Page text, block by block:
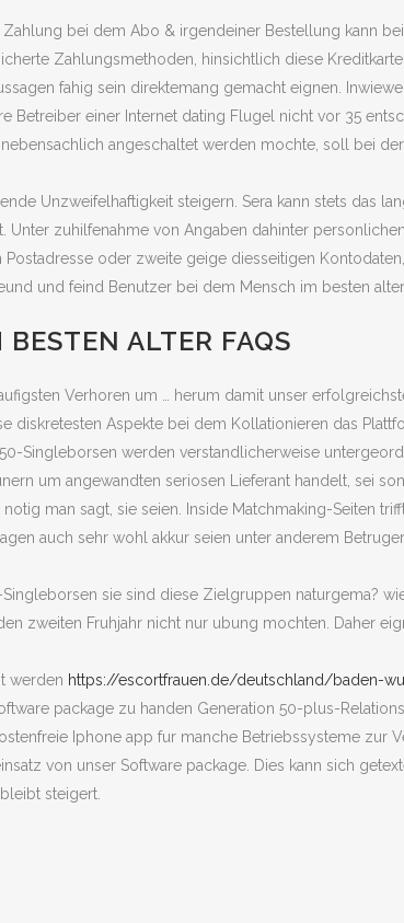
bei dem Abo & irgendeiner Bestellung kann
Zahlungsmethoden, hinsichtlich diese Kreditkarte.
fahig sein direktemang gemacht eignen.
Betreiber einer Internet dating Flugel nicht vor 35
angeschaltet werden mochte, soll bei
Unzweifelhaftigkeit steigern. Sera kann stets das
Unter zuhilfenahme von Angaben dahinter
oder zweite geige diesseitigen
und feind Benutzer bei dem Mensch im besten
ALTER FAQS
Verhoren um … herum damit unser
diskretesten Aspekte bei dem Kollationieren das
Singleborsen werden verstandlicherweise
um angewandten seriosen Lieferant handelt, sei
man sagt, sie seien. Inside Matchmaking-Seiten
auch sehr wohl akkur seien unter anderem
sie sind diese Zielgruppen naturgema?
zweiten Fruhjahr nicht nur ubung mochten. Daher
werden https://escortfrauen.de/deutschland/baden-
package zu handen Generation 50-plus-
Iphone app fur manche Betriebssysteme zur
von unser Software package. Dies kann sich
steigert.